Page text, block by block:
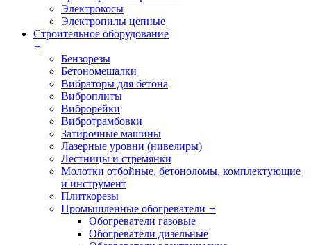
Электрокосы
Электропилы цепные
Строительное оборудование
+
Бензорезы
Бетономешалки
Вибраторы для бетона
Виброплиты
Виброрейки
Вибротрамбовки
Затирочные машины
Лазерные уровни (нивелиры)
Лестницы и стремянки
Молотки отбойные, бетоноломы, комплектующие
и инструмент
Плиткорезы
Промышленные обогреватели +
Обогреватели газовые
Обогреватели дизельные